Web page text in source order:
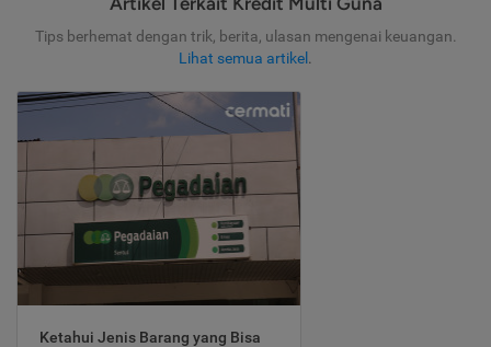
Tips berhemat dengan trik, berita, ulasan mengenai keuangan.
Lihat semua artikel .
Ketahui Jenis Barang yang Bisa